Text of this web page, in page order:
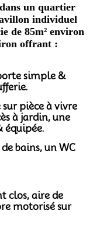
un quartier
individuel
de 85m² environ
offrant :
simple &
sur pièce à vivre
à jardin, une
équipée.
bains, un WC
clos, aire de
motorisé sur